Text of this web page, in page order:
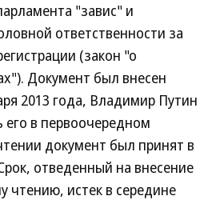
"завис" и
ответственности за
(закон "о
Документ был внесен
2013 года, Владимир Путин
его в первоочередном
документ был принят в
отведенный на внесение
чтению, истек в середине